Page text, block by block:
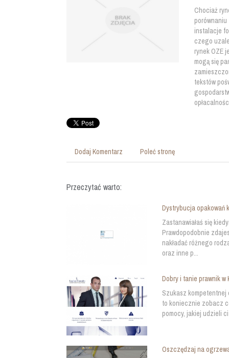
Chociaż
porównaniu
instalacje
czego
rynek OZE
mogą się
tekstów
Dodaj Komentarz Poleć stronę
Przeczytać warto:
Dystrybucja
Zastanawiałaś się
Prawdopodobnie
nakładać różnego
oraz inne p...
Dobry i tanie prawnik
Szukasz kompetentnej
to koniecznie zobacz
pomocy, jakiej udzieli
Oszczędzaj na